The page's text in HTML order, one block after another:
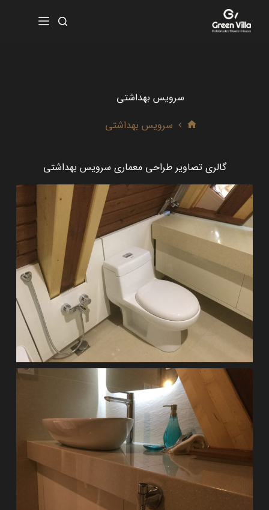
سرویس بهداشتی
سرویس بهداشتی
گالری تصاویر طراحی معماری سرویس بهداشتی